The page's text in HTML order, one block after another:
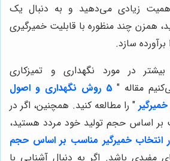
زیادی می‌دهید و به دنبال یک
همزن چند منظوره با قابلیت خمیرگیری
سازد.
در مورد نگهداری و تمیزکاری
مقاله "
5 روش نگهداری و اصول
" را مطالعه کنید. همچنین، اگر در
بر اساس حجم تولید خود مردد هستید،
در انتخاب خمیرگیر مناسب بر اساس حجم
مفیدی باشد. اگر به دنبال آشنایی با